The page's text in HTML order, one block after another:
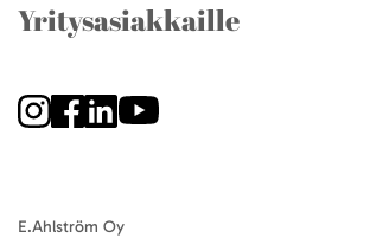
Yritysasiakkaille
E.Ahlström Oy